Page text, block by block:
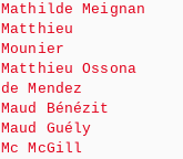
Mathilde Meignan
Matthieu
Mounier
Matthieu Ossona
de Mendez
Maud Bénézit
Maud Guély
Mc McGill